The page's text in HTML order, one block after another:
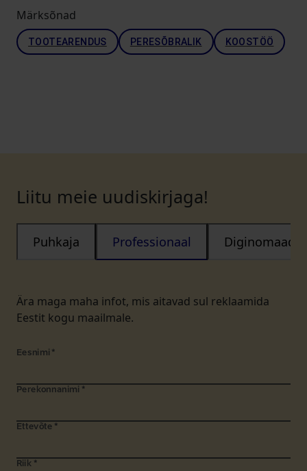
Märksõnad
TOOTEARENDUS PERESÕBRALIK KOOSTÖÖ
Liitu meie uudiskirjaga!
Ära maga maha infot, mis aitavad sul reklaamida
Eestit kogu maailmale.
Puhkaja Professionaal Diginomaad
Eesnimi *
Perekonnanimi *
Ettevõte *
Riik *